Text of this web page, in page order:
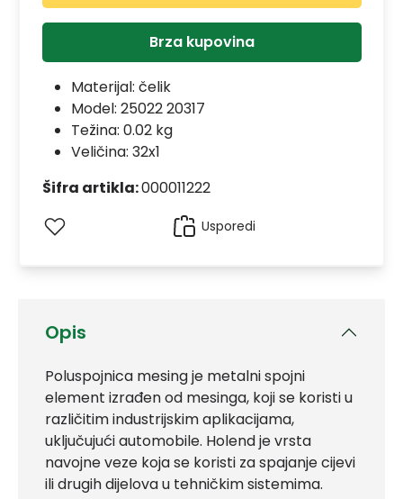
Opis
Poluspojnica mesing je metalni spojni
element izrađen od mesinga, koji se koristi u
različitim industrijskim aplikacijama,
uključujući automobile. Holend je vrsta
navojne veze koja se koristi za spajanje cijevi
ili drugih dijelova u tehničkim sistemima.
Brza kupovina
Materijal: čelik
Model: 25022 20317
Težina: 0.02 kg
Veličina: 32x1
Šifra artikla:000011222
Usporedi